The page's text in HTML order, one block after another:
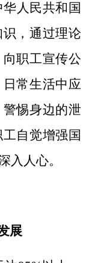
人民共和国
，通过理论
职工宣传公
常生活中应
惕身边的泄
自觉增强国
入人心。
展